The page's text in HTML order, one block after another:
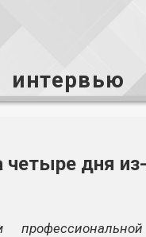
интервью
четыре дня